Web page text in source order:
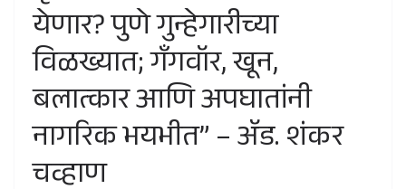
येणार? पुणे गुन्हेगारीच्या
विळख्यात; गॅंगवॉर, खून,
बलात्कार आणि अपघातांनी
नागरिक भयभीत” – ॲड. शंकर
चव्हाण